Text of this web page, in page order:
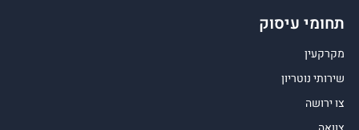
תחומי עיסוק
מקרקעין
שירותי נוטריון
צו ירושה